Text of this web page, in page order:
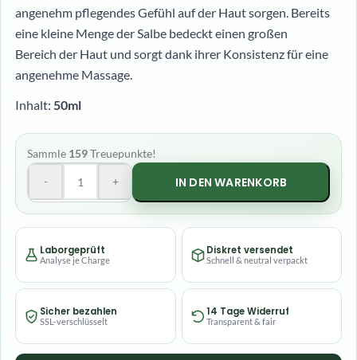
angenehm pflegendes Gefühl auf der Haut sorgen. Bereits
eine kleine Menge der Salbe bedeckt einen großen
Bereich der Haut und sorgt dank ihrer Konsistenz für eine
angenehme Massage.
Inhalt: 50ml
Sammle 159Treuepunkte!
- + IN DEN WARENKORB
Laborgeprüft
Analyse je Charge
Diskret versendet
Schnell & neutral verpackt
Sicher bezahlen
SSL-verschlüsselt
14 Tage Widerruf
Transparent & fair